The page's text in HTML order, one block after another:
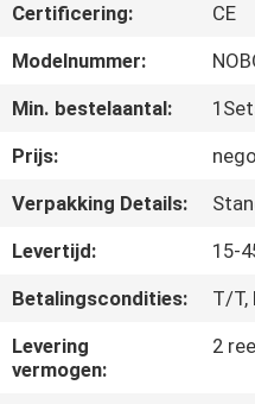
CONTACTEER
ONS
NIEUWS
ALLE
GEVALLEN
Certificering:
CE
Modelnummer:
Min. bestelaantal:
Prijs:
Verpakking Details:
Levertijd:
15-
Betalingscondities:
T/T,
Levering
vermogen:
2